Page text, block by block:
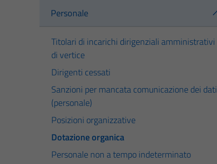
Personale
Titolari di incarichi dirigenziali amministrativi
di vertice
Dirigenti cessati
Sanzioni per mancata comunicazione dei dati
(personale)
Posizioni organizzative
Dotazione organica
Personale non a tempo indeterminato